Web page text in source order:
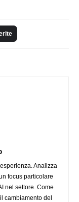
Analizza
focus particolare
nel settore. Come
cambiamento del